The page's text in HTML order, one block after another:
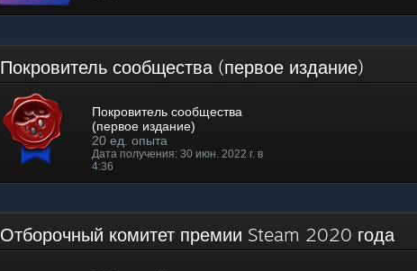
Покровитель сообщества (первое издание)
Покровитель сообщества
(первое издание)
20 ед. опыта
Дата получения: 30 июн. 2022 г. в
4:36
Отборочный комитет премии Steam 2020 года